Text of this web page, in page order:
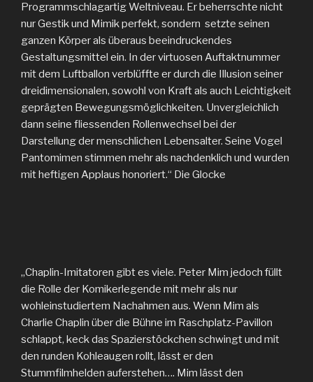
Programmschlagartig Weltniveau. Er beherrschte nicht
nur Gestik und Mimik perfekt, sondern setzte seinen
ganzen Körper als überaus beeindruckendes
Gestaltungsmittel ein. In der virtuosen Auftaktnummer
mit dem Luftballon verblüffte er durch die Illusion seiner
dreidimensionalen, sowohl von Kraft als auch Leichtigkeit
geprägten Bewegungsmöglichkeiten. Unvergleichlich
dann seine fliessenden Rollenwechsel bei der
Darstellung der menschlichen Lebensalter. Seine Vogel
Pantomimen stimmen mehr als nachdenklich und wurden
mit heftigen Applaus honoriert.“ Die Glocke
„Chaplin-Imitatoren gibt es viele. Peter Mim jedoch füllt
die Rolle der Komikerlegende mit mehr als nur
wohleinstudiertem Nachahmen aus. Wenn Mim als
Charlie Chaplin über die Bühne im Raschplatz-Pavillon
schlappt, keck das Spazierstöckchen schwingt und mit
den runden Kohleaugen rollt, lässt er den
Stummfilmhelden auferstehen…. Mim lässt den